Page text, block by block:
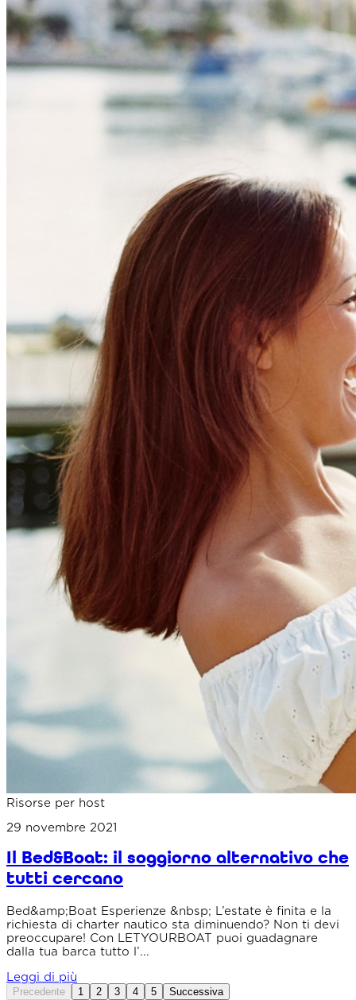
Risorse per host
29 novembre 2021
Il Bed&Boat: il soggiorno alternativo che
tutti cercano
Bed&amp;Boat Esperienze &nbsp; L’estate è finita e la
richiesta di charter nautico sta diminuendo? Non ti devi
preoccupare! Con LETYOURBOAT puoi guadagnare
dalla tua barca tutto l’...
Leggi di più
Precedente 1 2 3 4 5 Successiva